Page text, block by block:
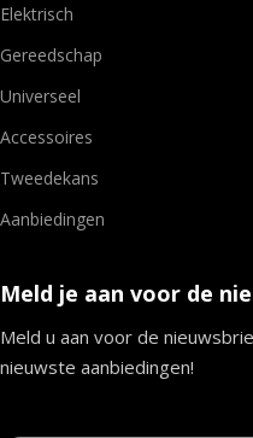
Elektrisch
Gereedschap
Universeel
Accessoires
Tweedekans
Aanbiedingen
Meld je aan voor de
Meld u aan voor de
nieuwste aanbiedingen!